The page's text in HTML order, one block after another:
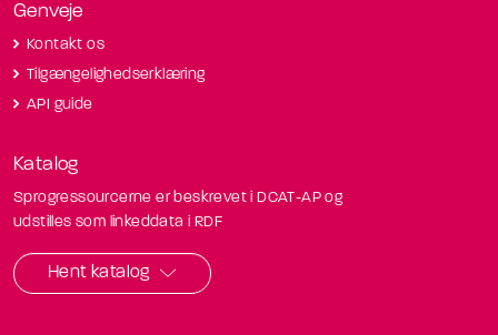
Genveje
Kontakt os
Tilgængelighedserklæring
API guide
Katalog
Sprogressourcerne er beskrevet i DCAT-AP og
udstilles som linkeddata i RDF
Hent katalog